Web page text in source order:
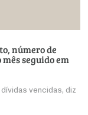
número de
seguido em
vencidas, diz